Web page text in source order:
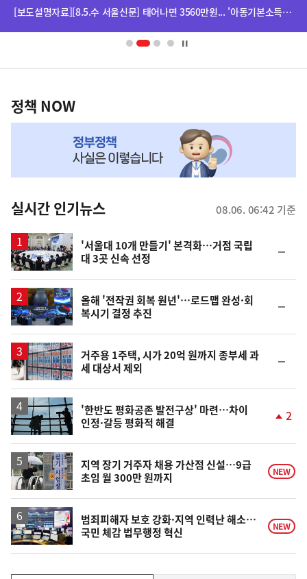
사
영
[보도설명자료][8.5.수 서울신문] 태어나면 3560만원... '아동기본소득' 추진 관련
책
NOW,
뉴
스
정책 NOW
실시간 인기뉴스 08.06. 06:42 기준
'서울대 10개 만들기' 본격화…거점 국립
대 3곳 신속 선정
일
올해 '전작권 회복 원년'…로드맵 완성·회
복시기 결정 추진
일
거주용 1주택, 시가 20억 원까지 종부세 과
세 대상서 제외
일
'한반도 평화공존 발전구상' 마련…차이
인정·갈등 평화적 해결
승
2
지역 장기 거주자 채용 가산점 신설…9급
초임 월 300만 원까지
NEW
범죄피해자 보호 강화·지역 인력난 해소…
국민 체감 법무행정 혁신
NEW